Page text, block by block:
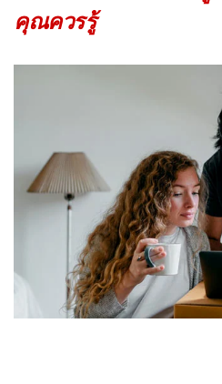
คุณควรรู้